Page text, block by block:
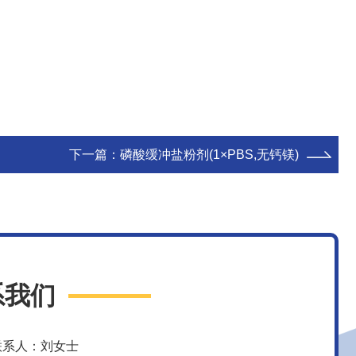
下一篇： 磷酸缓冲盐粉剂(1×PBS,无钙镁)
们
系人：刘女士